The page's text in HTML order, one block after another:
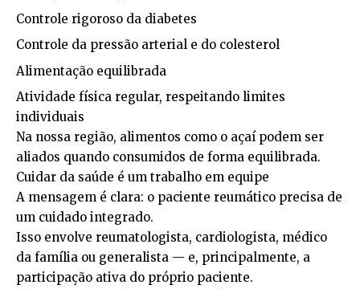
Controle rigoroso da diabetes
Controle da pressão arterial e do colesterol
Alimentação equilibrada
Atividade física regular, respeitando limites
individuais
Na nossa região, alimentos como o açaí podem ser
aliados quando consumidos de forma equilibrada.
Cuidar da saúde é um trabalho em equipe
A mensagem é clara: o paciente reumático precisa de
um cuidado integrado.
Isso envolve reumatologista, cardiologista, médico
da família ou generalista — e, principalmente, a
participação ativa do próprio paciente.